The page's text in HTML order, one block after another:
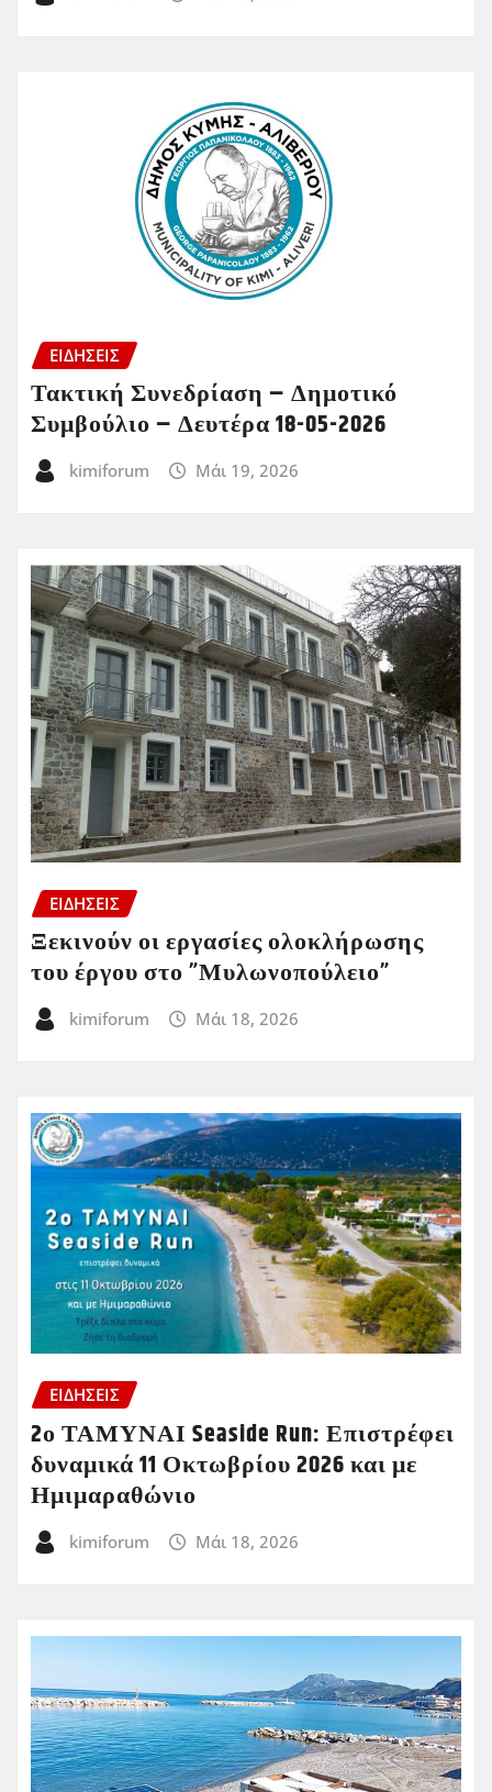
ΕΙΔΗΣΕΙΣ
Τακτική Συνεδρίαση – Δημοτικό
Συμβούλιο – Δευτέρα 18-05-2026
kimiforum Μάι 19, 2026
ΕΙΔΗΣΕΙΣ
Ξεκινούν οι εργασίες ολοκλήρωσης
του έργου στο ”Μυλωνοπούλειο”
kimiforum Μάι 18, 2026
ΕΙΔΗΣΕΙΣ
2ο ΤΑΜΥΝΑΙ Seaside Run: Επιστρέφει
δυναμικά 11 Οκτωβρίου 2026 και με
Ημιμαραθώνιο
kimiforum Μάι 18, 2026